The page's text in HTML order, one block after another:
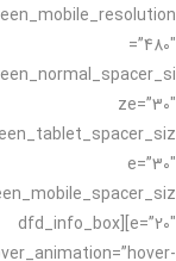
=”480″
ze=”30″
e=”30″
e=”20″][dfd_info_box